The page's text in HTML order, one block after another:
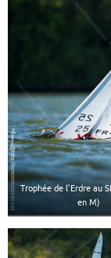
Trophée de l’Erdre au
en M)